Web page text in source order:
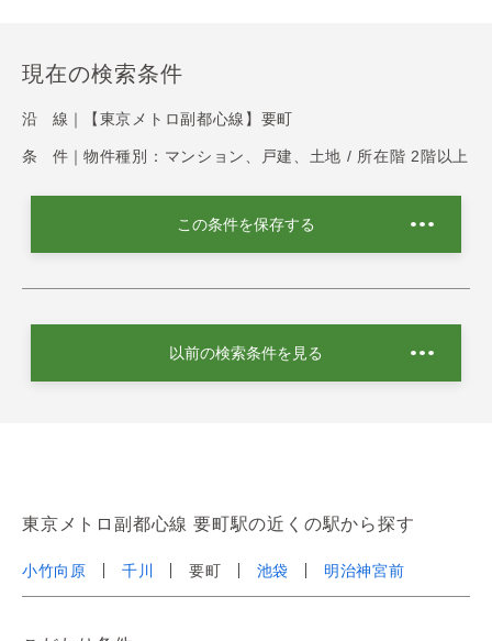
現在の検索条件
沿 線｜ 【東京メトロ副都心線】要町
条 件｜ 物件種別：マンション、戸建、土地 / 所在階 2階以上
この条件を保存する
以前の検索条件を見る
東京メトロ副都心線 要町駅の近くの駅から探す
小竹向原 千川 要町 池袋 明治神宮前